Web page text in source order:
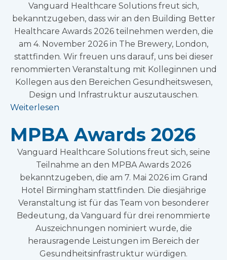
Vanguard Healthcare Solutions freut sich,
bekanntzugeben, dass wir an den Building Better
Healthcare Awards 2026 teilnehmen werden, die
am 4. November 2026 in The Brewery, London,
stattfinden. Wir freuen uns darauf, uns bei dieser
renommierten Veranstaltung mit Kolleginnen und
Kollegen aus den Bereichen Gesundheitswesen,
Design und Infrastruktur auszutauschen.
Weiterlesen
MPBA Awards 2026
Vanguard Healthcare Solutions freut sich, seine
Teilnahme an den MPBA Awards 2026
bekanntzugeben, die am 7. Mai 2026 im Grand
Hotel Birmingham stattfinden. Die diesjährige
Veranstaltung ist für das Team von besonderer
Bedeutung, da Vanguard für drei renommierte
Auszeichnungen nominiert wurde, die
herausragende Leistungen im Bereich der
Gesundheitsinfrastruktur würdigen.